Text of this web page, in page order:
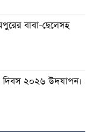
বাবা-ছেলেসহ
দিবস ২০২৬ উদযাপন।